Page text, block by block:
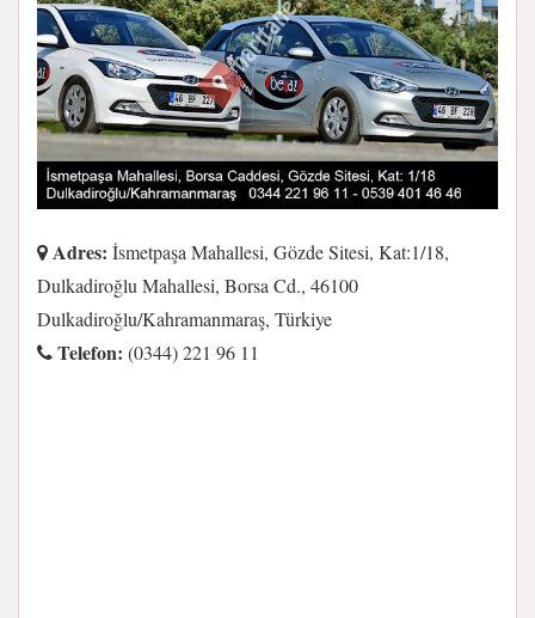
Adres: İsmetpaşa Mahallesi, Gözde Sitesi, Kat:1/18,
Dulkadiroğlu Mahallesi, Borsa Cd., 46100
Dulkadiroğlu/Kahramanmaraş, Türkiye
Telefon: (0344) 221 96 11